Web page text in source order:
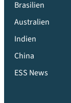
Brasilien
Australien
Indien
China
ESS News